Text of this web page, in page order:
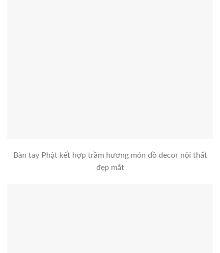
Bàn tay Phật kết hợp trầm hương món đồ decor nội thất
đẹp mắt